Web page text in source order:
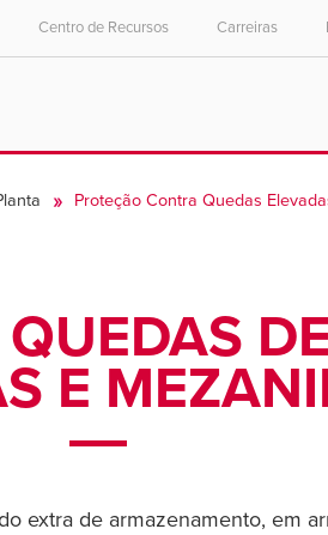
English
中文
Centro de Recursos Carreiras
Proteção Contra Quedas
E
extra de armazenamento, em